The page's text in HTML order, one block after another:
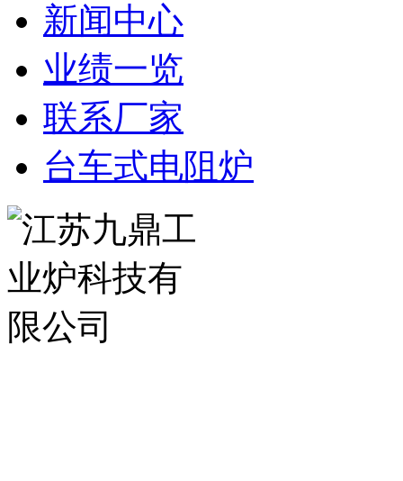
新闻中心
业绩一览
联系厂家
台车式电阻炉